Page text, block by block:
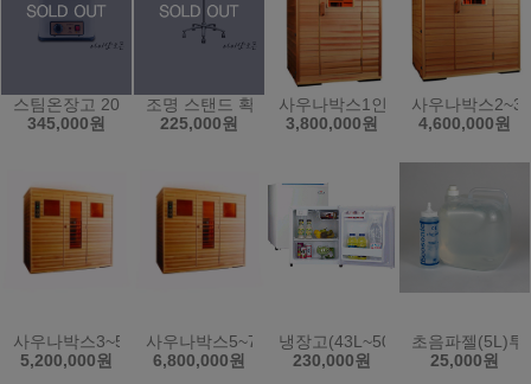
스팀온장고 20L/전기온장고/보온/업소용/KRS-4PS
345,000원
조명 스탠드 확대경 SK-101 돋보기 피부 작업용
225,000원
사우나박스1인용
3,800,000원
사우나박스2~3
4,600,000원
사우나박스3~5인용
5,200,000원
사우나박스5~7인용
6,800,000원
냉장고(43L~50L)
230,000원
초음파젤(5L)투
25,000원